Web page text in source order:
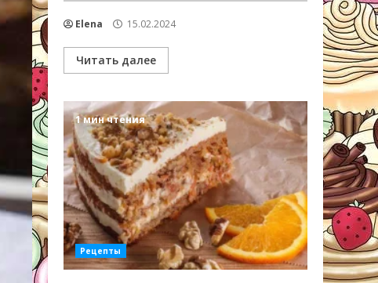
Elena 15.02.2024
Читать далее
1 мин чтения
Рецепты